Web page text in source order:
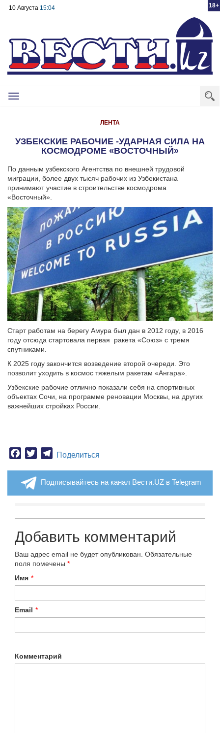
18+
10 Августа 15:04
Toggle
ЛЕНТА
УЗБЕКСКИЕ РАБОЧИЕ -УДАРНАЯ СИЛА НА
КОСМОДРОМЕ «ВОСТОЧНЫЙ»
По данным узбекского Агентства по внешней трудовой
миграции, более двух тысяч рабочих из Узбекистана
принимают участие в строительстве космодрома
«Восточный».
Старт работам на берегу Амура был дан в 2012 году, в 2016
году отсюда стартовала первая ракета «Союз» с тремя
спутниками.
К 2025 году закончится возведение второй очереди. Это
позволит уходить в космос тяжелым ракетам «Ангара».
Узбекские рабочие отлично показали себя на спортивных
объектах Сочи, на программе реновации Москвы, на других
важнейших стройках России.
Facebook
TwitterTelegram
Поделиться
Подписывайтесь на канал Вести.UZ в Telegram
Добавить комментарий
Ваш адрес email не будет опубликован. Обязательные
поля помечены *
Имя *
Email *
Комментарий